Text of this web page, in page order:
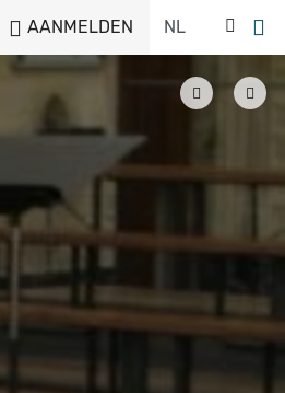
AANMELDEN